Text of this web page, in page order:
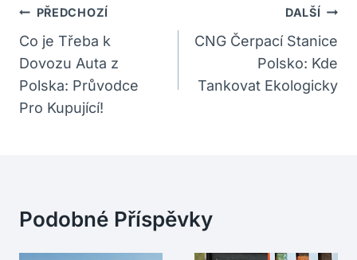
Navigace
Pro
Příspěvek
PŘEDCHOZÍ
Co je Třeba k
Dovozu Auta z
Polska: Průvodce
Pro Kupující!
DALŠÍ
CNG Čerpací Stanice
Polsko: Kde
Tankovat Ekologicky
Podobné Příspěvky